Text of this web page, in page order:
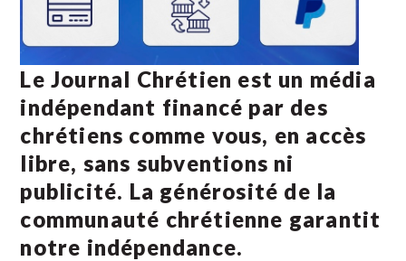
Le Journal Chrétien est un média
indépendant financé par des
chrétiens comme vous, en accès
libre, sans subventions ni
publicité. La générosité de la
communauté chrétienne garantit
notre indépendance.